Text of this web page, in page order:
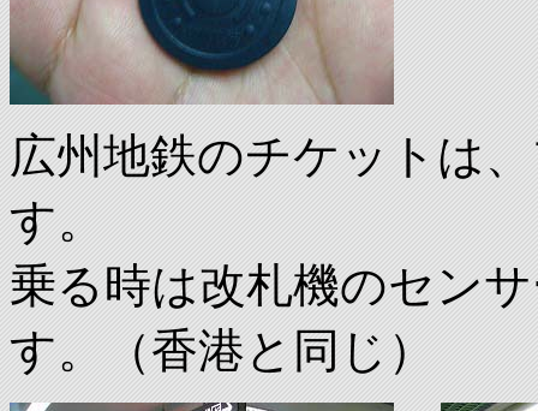
広州地鉄のチケットは
す。
乗る時は改札機のセン
す。（香港と同じ）